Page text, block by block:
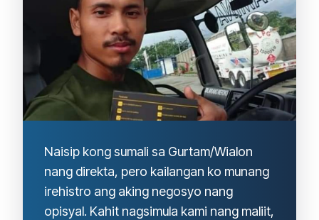
Naisip kong sumali sa Gurtam/Wialon
nang direkta, pero kailangan ko munang
irehistro ang aking negosyo nang
opisyal. Kahit nagsimula kami nang maliit,